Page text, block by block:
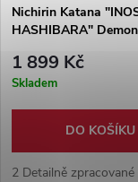
Nichirin Katana
HASHIBARA"
1 899 Kč
Skladem
DO KOŠÍKU
2 Detailně